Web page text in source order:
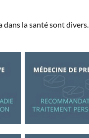
dans la santé sont divers.